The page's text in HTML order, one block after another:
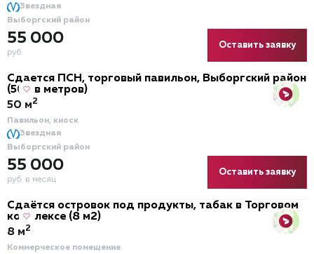
Звездная
Выборгский район
55 000
руб.
Оставить заявку
Сдается ПСН, торговый павильон, Выборгский район
(50 кв метров)
Павильон, киоск
Звездная
Выборгский район
55 000
руб. в месяц
50 м2
Оставить заявку
Сдаётся островок под продукты, табак в Торговом
комплексе (8 м2)
Коммерческое помещение
8 м2